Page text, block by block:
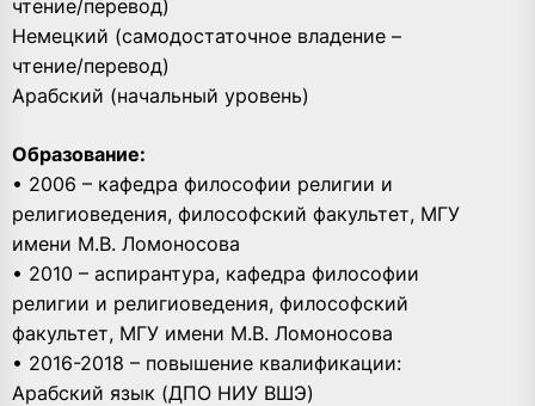
чтение/перевод)
Немецкий (самодостаточное владение –
чтение/перевод)
Арабский (начальный уровень)
Образование:
• 2006 – кафедра философии религии и
религиоведения, философский факультет, МГУ
имени М.В. Ломоносова
• 2010 – аспирантура, кафедра философии
религии и религиоведения, философский
факультет, МГУ имени М.В. Ломоносова
• 2016-2018 – повышение квалификации:
Арабский язык (ДПО НИУ ВШЭ)